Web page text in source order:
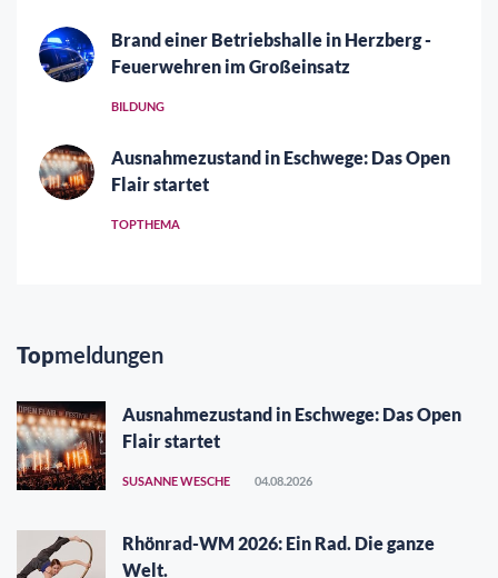
Brand einer Betriebshalle in Herzberg -
Feuerwehren im Großeinsatz
BILDUNG
Ausnahmezustand in Eschwege: Das Open
Flair startet
TOPTHEMA
Topmeldungen
Ausnahmezustand in Eschwege: Das Open
Flair startet
SUSANNE WESCHE 04.08.2026
Rhönrad-WM 2026: Ein Rad. Die ganze
Welt.